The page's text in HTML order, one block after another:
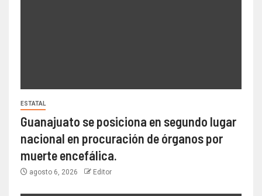
ESTATAL
Guanajuato se posiciona en segundo lugar
nacional en procuración de órganos por
muerte encefálica.
agosto 6, 2026 Editor